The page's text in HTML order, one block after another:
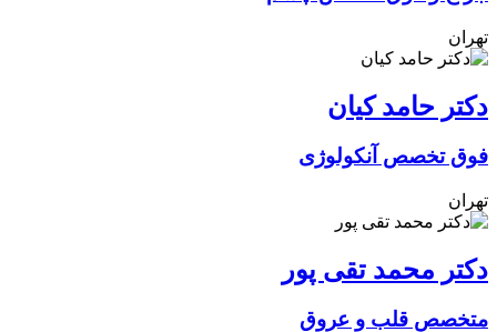
تهران
دکتر حامد کیان
فوق تخصص آنکولوژی
تهران
دکتر محمد تقی پور
متخصص قلب و عروق